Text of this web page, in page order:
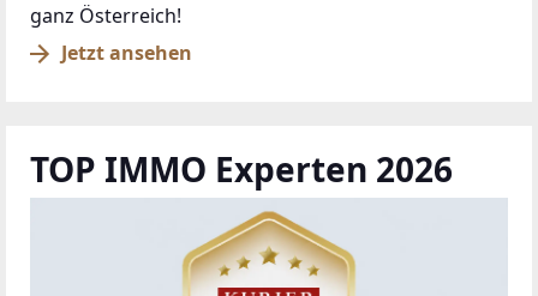
ganz Österreich!
Jetzt ansehen
TOP IMMO Experten 2026